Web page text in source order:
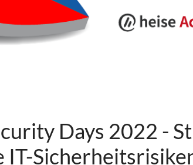
Days 2022 -
IT-